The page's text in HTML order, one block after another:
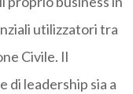
utilizzatori tra
Civile. Il
di leadership sia a